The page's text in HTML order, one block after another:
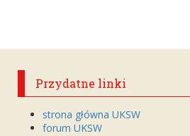
Przydatne linki
strona główna UKSW
forum UKSW